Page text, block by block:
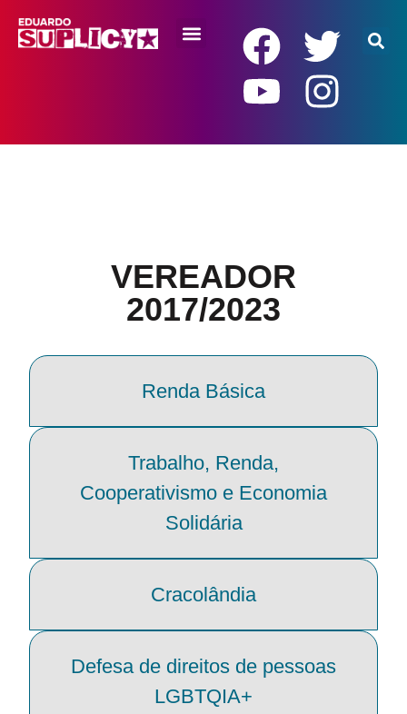
VEREADOR
2017/2023
Renda Básica
Trabalho, Renda,
Cooperativismo e Economia
Solidária
Cracolândia
Defesa de direitos de pessoas
LGBTQIA+